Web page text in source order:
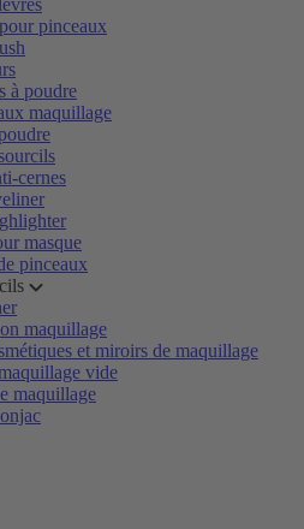
pinceaux
à poudre
maquillage
cernes
masque
pinceaux
maquillage
et miroirs de maquillage
vide
maquillage